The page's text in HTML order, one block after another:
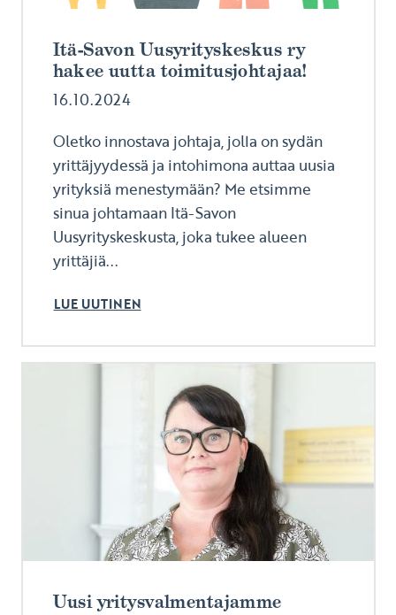
Itä-Savon Uusyrityskeskus ry
hakee uutta toimitusjohtajaa!
16.10.2024
Oletko innostava johtaja, jolla on sydän
yrittäjyydessä ja intohimona auttaa uusia
yrityksiä menestymään? Me etsimme
sinua johtamaan Itä-Savon
Uusyrityskeskusta, joka tukee alueen
yrittäjiä...
LUE UUTINEN
Uusi yritysvalmentajamme